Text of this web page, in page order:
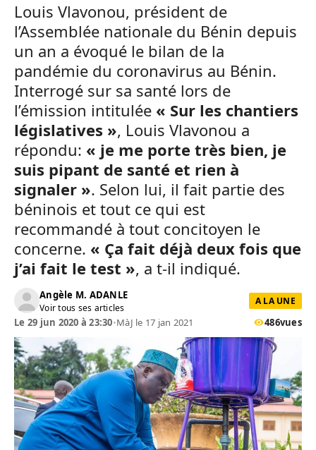
Louis Vlavonou, président de
l’Assemblée nationale du Bénin depuis
un an a évoqué le bilan de la
pandémie du coronavirus au Bénin.
Interrogé sur sa santé lors de
l’émission intitulée « Sur les chantiers
législatives », Louis Vlavonou a
répondu: « je me porte très bien, je
suis pipant de santé et rien à
signaler ». Selon lui, il fait partie des
béninois et tout ce qui est
recommandé à tout concitoyen le
concerne. « Ça fait déjà deux fois que
j’ai fait le test », a t-il indiqué.
Angèle M. ADANLE
Voir tous ses articles
A LA UNE
Le 29 jun 2020 à 23:30•MàJ le 17 jan 2021 486vues